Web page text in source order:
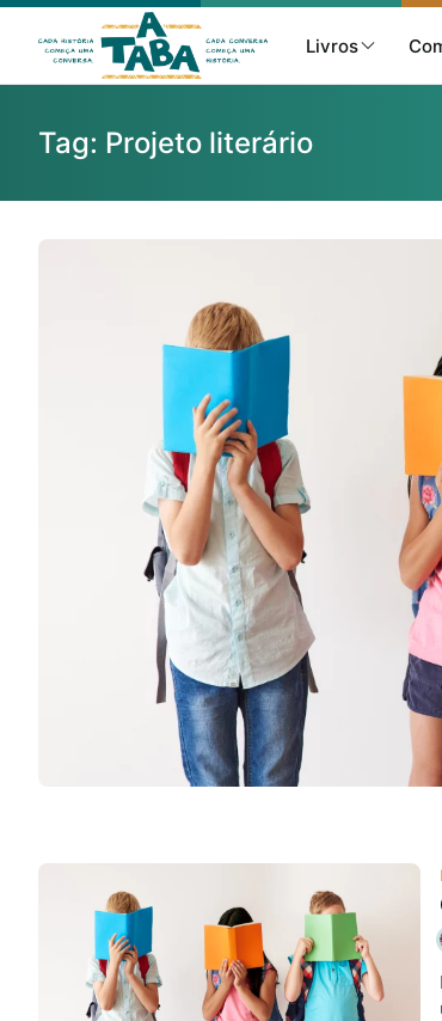
Livros
Clube de Leitores
Cursos On line
E-Books
Tag: Projeto literário